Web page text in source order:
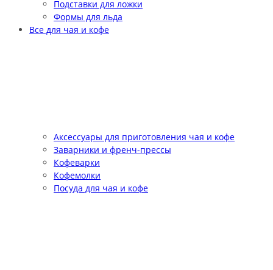
Подставки для ложки
Формы для льда
Все для чая и кофе
Аксессуары для приготовления чая и кофе
Заварники и френч-прессы
Кофеварки
Кофемолки
Посуда для чая и кофе